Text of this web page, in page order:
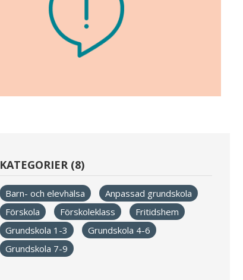
KATEGORIER (8)
Barn- och elevhälsa
Anpassad grundskola
Förskola
Förskoleklass
Fritidshem
Grundskola 1-3
Grundskola 4-6
Grundskola 7-9